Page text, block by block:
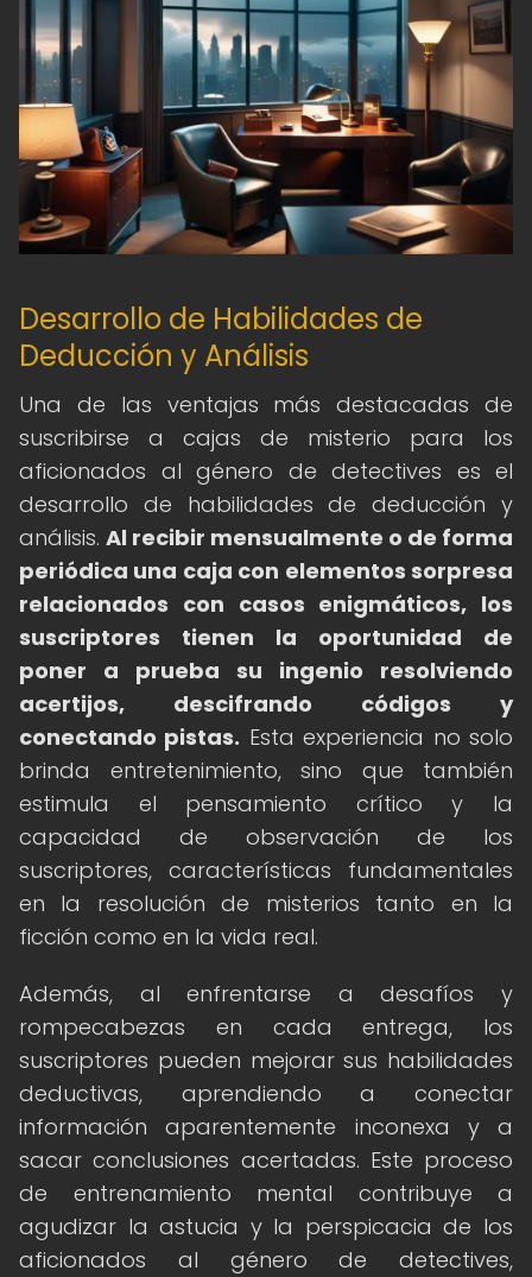
Desarrollo de Habilidades de
Deducción y Análisis
Una de las ventajas más destacadas de
suscribirse a cajas de misterio para los
aficionados al género de detectives es el
desarrollo de habilidades de deducción y
análisis. Al recibir mensualmente o de forma
periódica una caja con elementos sorpresa
relacionados con casos enigmáticos, los
suscriptores tienen la oportunidad de
poner a prueba su ingenio resolviendo
acertijos, descifrando códigos y
conectando pistas. Esta experiencia no solo
brinda entretenimiento, sino que también
estimula el pensamiento crítico y la
capacidad de observación de los
suscriptores, características fundamentales
en la resolución de misterios tanto en la
ficción como en la vida real.
Además, al enfrentarse a desafíos y
rompecabezas en cada entrega, los
suscriptores pueden mejorar sus habilidades
deductivas, aprendiendo a conectar
información aparentemente inconexa y a
sacar conclusiones acertadas. Este proceso
de entrenamiento mental contribuye a
agudizar la astucia y la perspicacia de los
aficionados al género de detectives,